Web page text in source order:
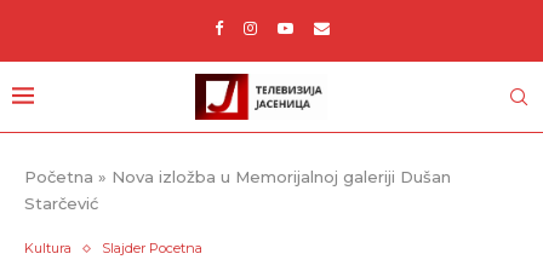
Početna » Nova izložba u Memorijalnoj galeriji Dušan
Starčević
Kultura Slajder Pocetna